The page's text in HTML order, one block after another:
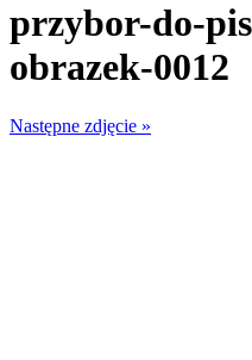
przybor-do-
obrazek-0012
Następne zdjęcie »